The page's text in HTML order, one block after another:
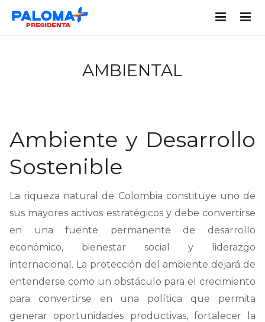
AMBIENTAL
Ambiente y Desarrollo
Sostenible
La riqueza natural de Colombia constituye uno de
sus mayores activos estratégicos y debe convertirse
en una fuente permanente de desarrollo
económico, bienestar social y liderazgo
internacional. La protección del ambiente dejará de
entenderse como un obstáculo para el crecimiento
para convertirse en una política que permita
generar oportunidades productivas, fortalecer la